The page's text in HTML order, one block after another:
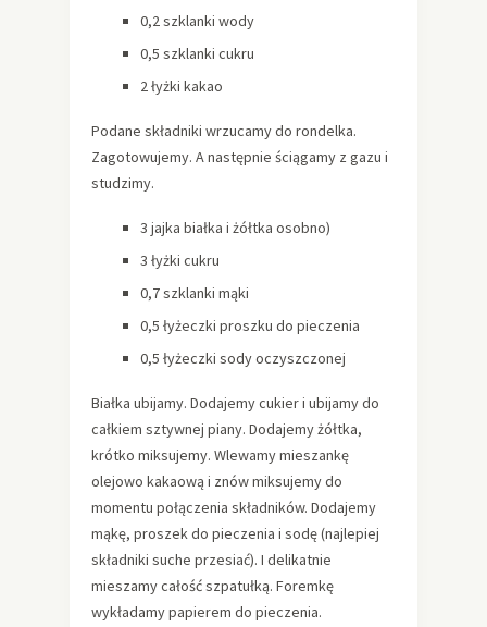
0,2 szklanki wody
0,5 szklanki cukru
2 łyżki kakao
Podane składniki wrzucamy do rondelka.
Zagotowujemy. A następnie ściągamy z gazu i
studzimy.
3 jajka białka i żółtka osobno)
3 łyżki cukru
0,7 szklanki mąki
0,5 łyżeczki proszku do pieczenia
0,5 łyżeczki sody oczyszczonej
Białka ubijamy. Dodajemy cukier i ubijamy do
całkiem sztywnej piany. Dodajemy żółtka,
krótko miksujemy. Wlewamy mieszankę
olejowo kakaową i znów miksujemy do
momentu połączenia składników. Dodajemy
mąkę, proszek do pieczenia i sodę (najlepiej
składniki suche przesiać). I delikatnie
mieszamy całość szpatułką. Foremkę
wykładamy papierem do pieczenia.